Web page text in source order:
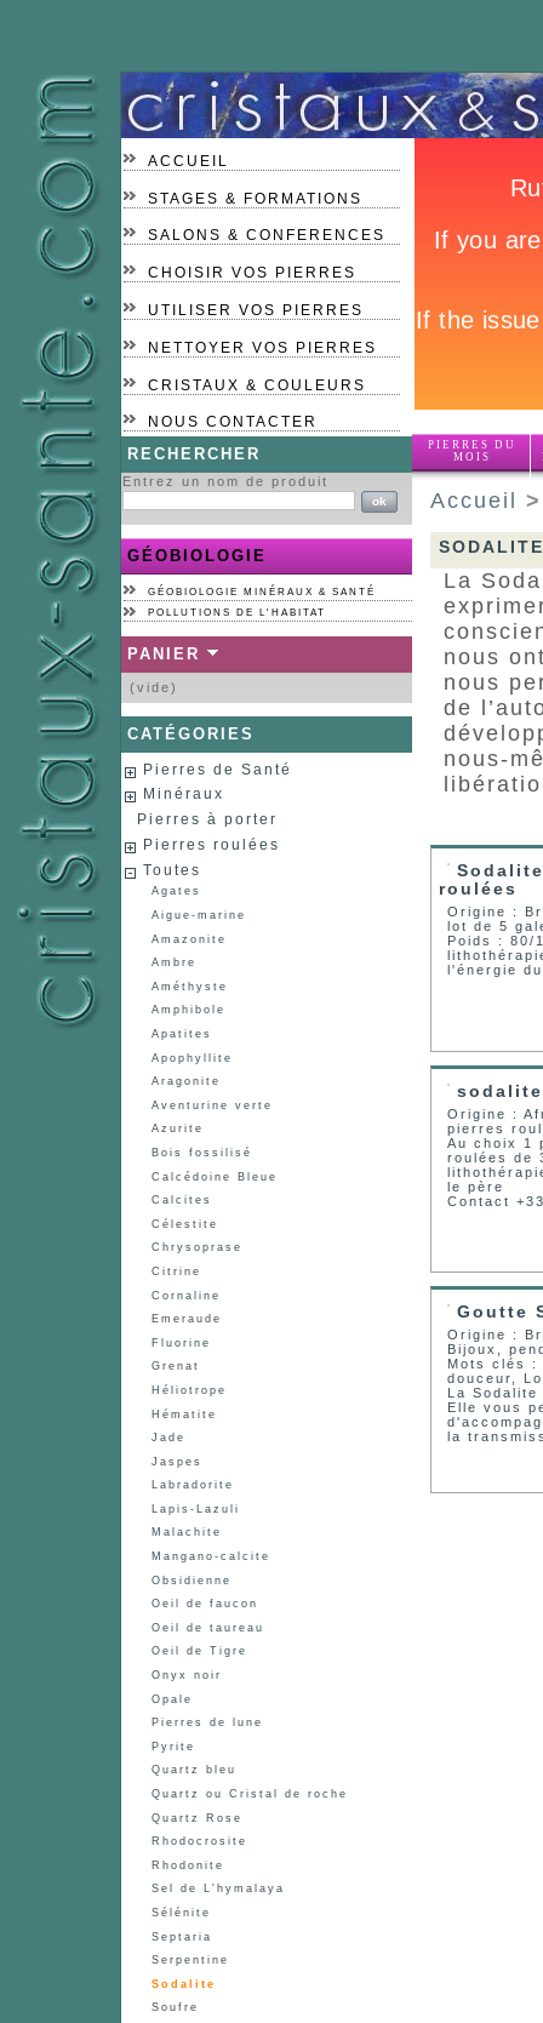
ACCUEIL
STAGES & FORMATIONS
SALONS & CONFERENCES
CHOISIR VOS PIERRES
UTILISER VOS PIERRES
NETTOYER VOS PIERRES
CRISTAUX & COULEURS
NOUS CONTACTER
PIERRES DU
MOIS
RECHERCHER
Entrez un nom de produit
GÉOBIOLOGIE
GÉOBIOLOGIE MINÉRAUX & SANTÉ
POLLUTIONS DE L'HABITAT
PANIER
(vide)
CATÉGORIES
Pierres de Santé
Minéraux
Pierres à porter
Pierres roulées
Toutes
Agates
Aigue-marine
Amazonite
Ambre
Améthyste
Amphibole
Apatites
Apophyllite
Aragonite
Aventurine verte
Azurite
Bois fossilisé
Calcédoine Bleue
Calcites
Célestite
Chrysoprase
Citrine
Cornaline
Emeraude
Fluorine
Grenat
Héliotrope
Hématite
Jade
Jaspes
Labradorite
Lapis-Lazuli
Malachite
Mangano-calcite
Obsidienne
Oeil de faucon
Oeil de taureau
Oeil de Tigre
Onyx noir
Opale
Pierres de lune
Pyrite
Quartz bleu
Quartz ou Cristal de roche
Quartz Rose
Rhodocrosite
Rhodonite
Sel de L'hymalaya
Sélénite
Septaria
Serpentine
Sodalite
Soufre
Accueil >
La
nous
nous
de
nous-
roulées
Origine :
lot de 5
Poids : 80/
l'énergie
Origine :
pierres
Au choix 1
roulées de
le père
Contact
Goutte
Origine :
Bijoux,
Mots clés
douceur,
La
Elle vous
la